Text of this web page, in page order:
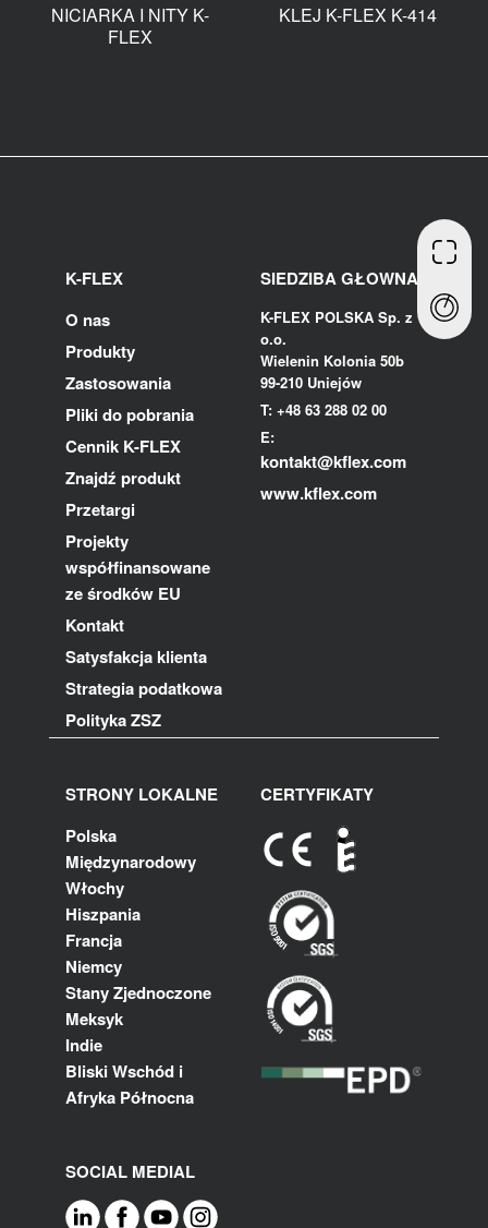
NICIARKA I NITY K-
FLEX
KLEJ K-FLEX K-414
K-FLEX
O nas
Produkty
Zastosowania
Pliki do pobrania
Cennik K-FLEX
Znajdź produkt
Przetargi
Projekty
współfinansowane
ze środków EU
Kontakt
Satysfakcja klienta
Strategia podatkowa
Polityka ZSZ
SIEDZIBA GŁOWNA
K-FLEX POLSKA Sp. z
o.o.
Wielenin Kolonia 50b
99-210 Uniejów
T: +48 63 288 02 00
E:
kontakt@kflex.com
www.kflex.com
STRONY LOKALNE
Polska
Międzynarodowy
Włochy
Hiszpania
Francja
Niemcy
Stany Zjednoczone
Meksyk
Indie
Bliski Wschód i
Afryka Północna
CERTYFIKATY
SOCIAL MEDIAL